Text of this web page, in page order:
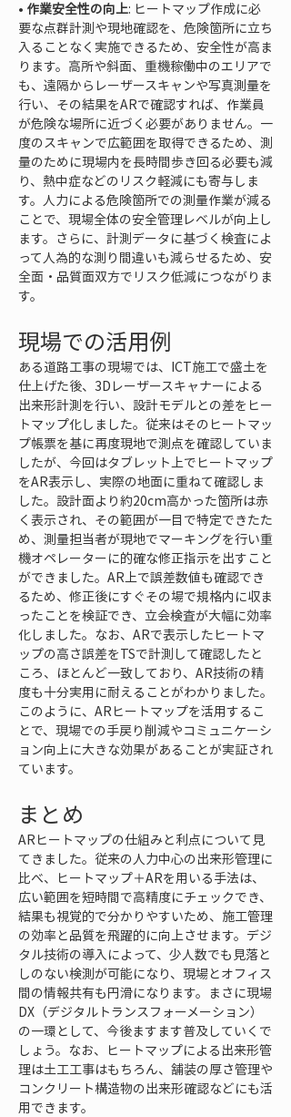
• 作業安全性の向上: ヒートマップ作成に必
要な点群計測や現地確認を、危険箇所に立ち
入ることなく実施できるため、安全性が高ま
ります。高所や斜面、重機稼働中のエリアで
も、遠隔からレーザースキャンや写真測量を
行い、その結果をARで確認すれば、作業員
が危険な場所に近づく必要がありません。一
度のスキャンで広範囲を取得できるため、測
量のために現場内を長時間歩き回る必要も減
り、熱中症などのリスク軽減にも寄与しま
す。人力による危険箇所での測量作業が減る
ことで、現場全体の安全管理レベルが向上し
ます。さらに、計測データに基づく検査によ
って人為的な測り間違いも減らせるため、安
全面・品質面双方でリスク低減につながりま
す。
現場での活用例
ある道路工事の現場では、ICT施工で盛土を
仕上げた後、3Dレーザースキャナーによる
出来形計測を行い、設計モデルとの差をヒー
トマップ化しました。従来はそのヒートマッ
プ帳票を基に再度現地で測点を確認していま
したが、今回はタブレット上でヒートマップ
をAR表示し、実際の地面に重ねて確認しま
した。設計面より約20cm高かった箇所は赤
く表示され、その範囲が一目で特定できたた
め、測量担当者が現地でマーキングを行い重
機オペレーターに的確な修正指示を出すこと
ができました。AR上で誤差数値も確認でき
るため、修正後にすぐその場で規格内に収ま
ったことを検証でき、立会検査が大幅に効率
化しました。なお、ARで表示したヒートマ
ップの高さ誤差をTSで計測して確認したと
ころ、ほとんど一致しており、AR技術の精
度も十分実用に耐えることがわかりました。
このように、ARヒートマップを活用するこ
とで、現場での手戻り削減やコミュニケーシ
ョン向上に大きな効果があることが実証され
ています。
まとめ
ARヒートマップの仕組みと利点について見
てきました。従来の人力中心の出来形管理に
比べ、ヒートマップ＋ARを用いる手法は、
広い範囲を短時間で高精度にチェックでき、
結果も視覚的で分かりやすいため、施工管理
の効率と品質を飛躍的に向上させます。デジ
タル技術の導入によって、少人数でも見落と
しのない検測が可能になり、現場とオフィス
間の情報共有も円滑になります。まさに現場
DX（デジタルトランスフォーメーション）
の一環として、今後ますます普及していくで
しょう。なお、ヒートマップによる出来形管
理は土工工事はもちろん、舗装の厚さ管理や
コンクリート構造物の出来形確認などにも活
用できます。